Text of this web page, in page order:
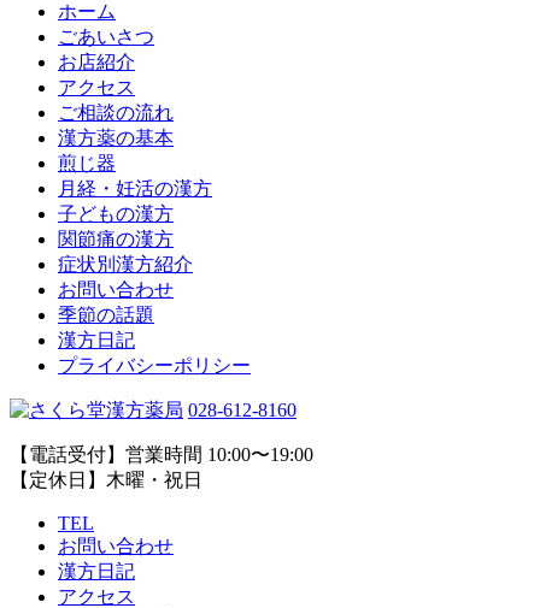
ホーム
ごあいさつ
お店紹介
アクセス
ご相談の流れ
漢方薬の基本
煎じ器
月経・妊活の漢方
子どもの漢方
関節痛の漢方
症状別漢方紹介
お問い合わせ
季節の話題
漢方日記
プライバシーポリシー
028-612-8160
【電話受付】営業時間 10:00〜19:00
【定休日】木曜・祝日
TEL
お問い合わせ
漢方日記
アクセス